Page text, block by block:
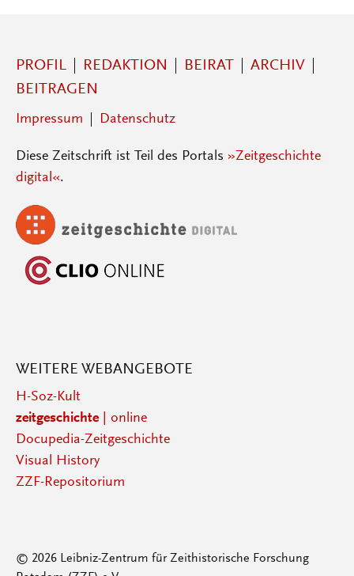
PROFIL REDAKTION BEIRAT
ARCHIV
BEITRAGEN
Impressum Datenschutz
Diese Zeitschrift ist Teil des Portals »Zeitgeschichte
digital«.
WEITERE WEBANGEBOTE
H-Soz-Kult
zeitgeschichte| online
Docupedia-Zeitgeschichte
Visual History
ZZF-Repositorium
© 2026 Leibniz-Zentrum für Zeithistorische Forschung